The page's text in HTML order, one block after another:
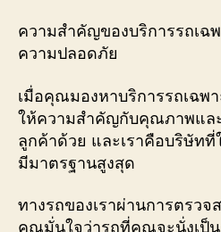
ความสำคัญของบริการรถเ
ความปลอดภัย
เมื่อคุณมองหาบริการรถเฉ
ให้ความสำคัญกับคุณภาพแล
ลูกค้าด้วย และเราคือบริษัทที่
มีมาตรฐานสูงสุด
ทางรถของเราผ่านการตรวจ
คุณมั่นใจว่ารถที่คุณจะนั่งเป็